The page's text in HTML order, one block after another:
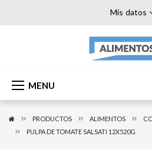
Mis datos
MENU
PRODUCTOS ALIMENTOS
PULPA DE TOMATE SALSATI 12X520G